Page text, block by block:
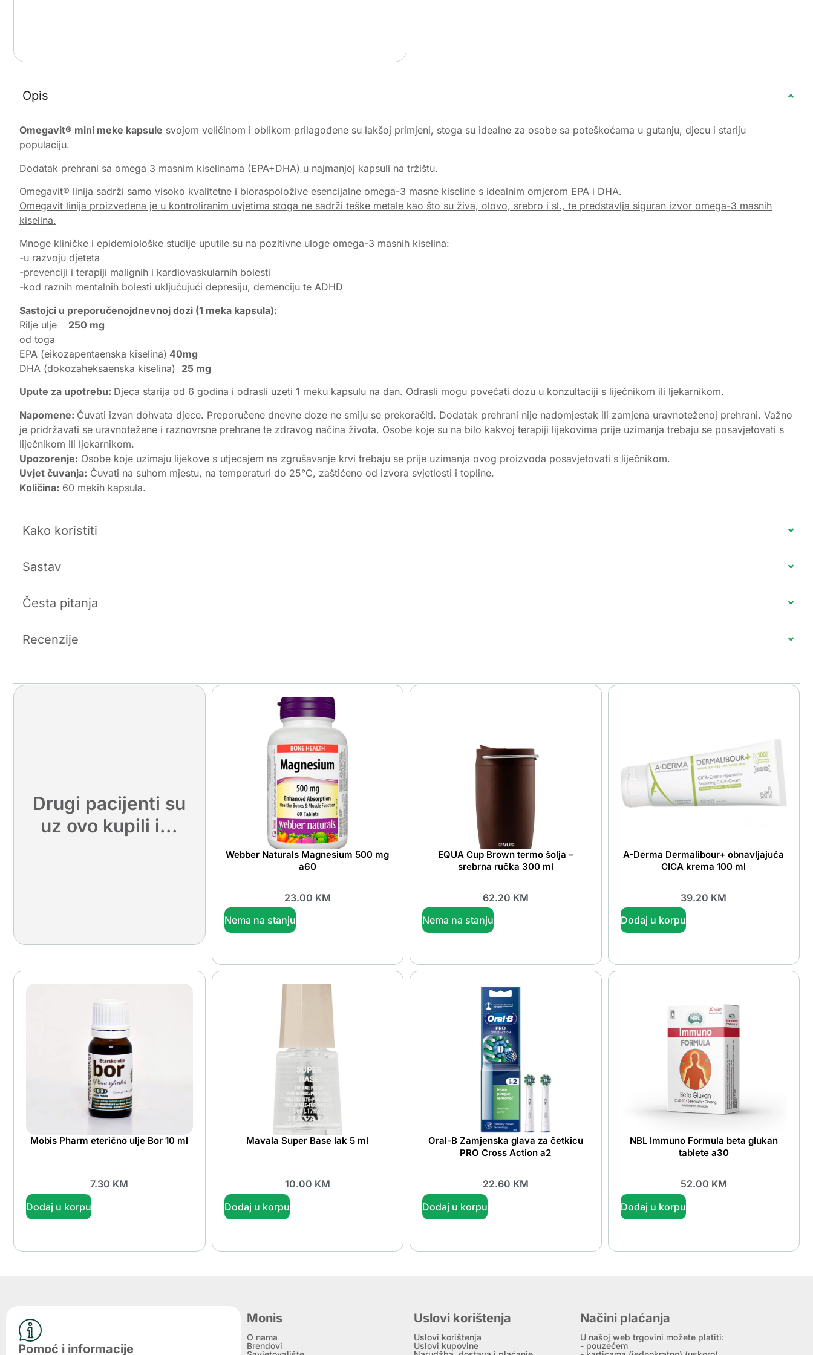
Opis
Omegavit® mini meke kapsule svojom veličinom i oblikom prilagođene su lakšoj primjeni, stoga su idealne za osobe sa poteškoćama u gutanju, djecu i stariju
populaciju.
Dodatak prehrani sa omega 3 masnim kiselinama (EPA+DHA) u najmanjoj kapsuli na tržištu.
Omegavit® linija sadrži samo visoko kvalitetne i bioraspoložive esencijalne omega-3 masne kiseline s idealnim omjerom EPA i DHA.
Omegavit linija proizvedena je u kontroliranim uvjetima stoga ne sadrži teške metale kao što su živa, olovo, srebro i sl., te predstavlja siguran izvor omega-3 masnih
kiselina.
Mnoge kliničke i epidemiološke studije uputile su na pozitivne uloge omega-3 masnih kiselina:
-u razvoju djeteta
-prevenciji i terapiji malignih i kardiovaskularnih bolesti
-kod raznih mentalnih bolesti uključujući depresiju, demenciju te ADHD
Sastojci u preporučenojdnevnoj dozi (1 meka kapsula):
Rilje ulje
250 mg
od toga
EPA (eikozapentaenska kiselina) 40mg
DHA (dokozaheksaenska kiselina) 25 mg
Upute za upotrebu: Djeca starija od 6 godina i odrasli uzeti 1 meku kapsulu na dan. Odrasli mogu povećati dozu u konzultaciji s liječnikom ili ljekarnikom.
Napomene: Čuvati izvan dohvata djece. Preporučene dnevne doze ne smiju se prekoračiti. Dodatak prehrani nije nadomjestak ili zamjena uravnoteženoj prehrani. Važno
je pridržavati se uravnotežene i raznovrsne prehrane te zdravog načina života. Osobe koje su na bilo kakvoj terapiji lijekovima prije uzimanja trebaju se posavjetovati s
liječnikom ili ljekarnikom.
Upozorenje: Osobe koje uzimaju lijekove s utjecajem na zgrušavanje krvi trebaju se prije uzimanja ovog proizvoda posavjetovati s liječnikom.
Uvjet čuvanja: Čuvati na suhom mjestu, na temperaturi do 25°C, zaštićeno od izvora svjetlosti i topline.
Količina: 60 mekih kapsula.
Kako koristiti
Sastav
Česta pitanja
Recenzije
Drugi pacijenti su
uz ovo kupili i...
Webber Naturals Magnesium 500 mg
a60
23.00 KM
Nema na stanju
EQUA Cup Brown termo šolja –
srebrna ručka 300 ml
62.20 KM
Nema na stanju
A-Derma Dermalibour+ obnavljajuća
CICA krema 100 ml
39.20 KM
Dodaj u korpu
Mobis Pharm eterično ulje Bor 10 ml
7.30 KM
Dodaj u korpu
Mavala Super Base lak 5 ml
10.00 KM
Dodaj u korpu
Oral-B Zamjenska glava za četkicu
PRO Cross Action a2
22.60 KM
Dodaj u korpu
NBL Immuno Formula beta glukan
tablete a30
52.00 KM
Dodaj u korpu
Pomoć i informacije
Monis
O nama
Brendovi
Uslovi korištenja
Uslovi korištenja
Uslovi kupovine
Načini plaćanja
U našoj web trgovini možete platiti:
- pouzećem